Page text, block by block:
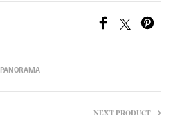
PANORAMA
NEXT PRODUCT